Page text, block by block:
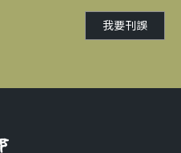
我要刊誤